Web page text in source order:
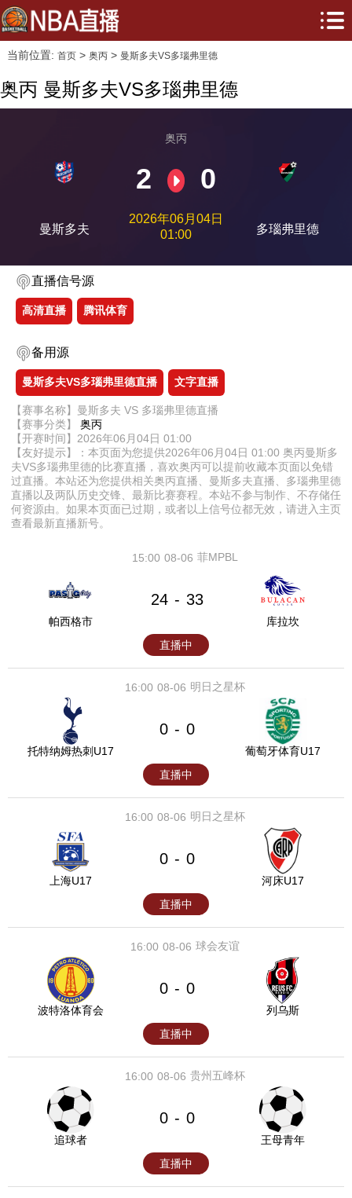
当前位置: 首页> 奥丙> 曼斯多夫VS多瑙弗里德
奥丙 曼斯多夫VS多瑙弗里德
曼斯多夫
奥丙
2 0
2026年06月04日
01:00
多瑙弗里德
直播信号源
高清直播 腾讯体育
备用源
曼斯多夫VS多瑙弗里德直播 文字直播
【赛事名称】曼斯多夫 VS 多瑙弗里德直播
【赛事分类】 奥丙
【开赛时间】2026年06月04日 01:00
【友好提示】：本页面为您提供2026年06月04日 01:00 奥丙曼斯多
夫VS多瑙弗里德的比赛直播，喜欢奥丙可以提前收藏本页面以免错
过直播。本站还为您提供相关奥丙直播、曼斯多夫直播、多瑙弗里德
直播以及两队历史交锋、最新比赛赛程。本站不参与制作、不存储任
何资源由。如果本页面已过期，或者以上信号位都无效，请进入主页
查看最新直播新号。
08-06
15:00 菲MPBL
帕西格市
24 - 33
库拉坎
直播中
08-06
16:00 明日之星杯
托特纳姆热刺U17
0 - 0
葡萄牙体育U17
直播中
08-06
16:00 明日之星杯
上海U17
0 - 0
河床U17
直播中
08-06
16:00 球会友谊
波特洛体育会
0 - 0
列乌斯
直播中
08-06
16:00 贵州五峰杯
追球者
0 - 0
王母青年
直播中